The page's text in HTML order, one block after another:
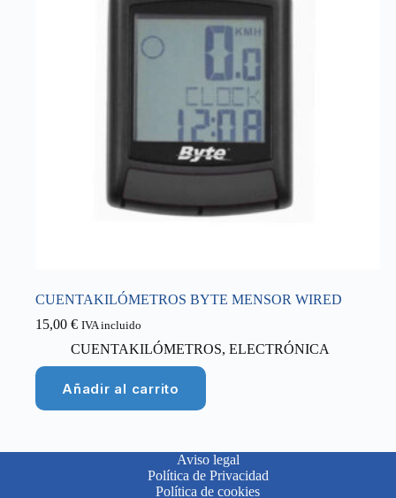
CUENTAKILÓMETROS BYTE MENSOR WIRED
15,00 € IVA incluido
CUENTAKILÓMETROS, ELECTRÓNICA
Añadir al carrito
Aviso legal
Política de Privacidad
Política de cookies